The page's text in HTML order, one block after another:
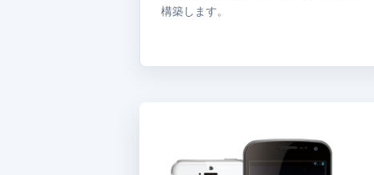
構築します。